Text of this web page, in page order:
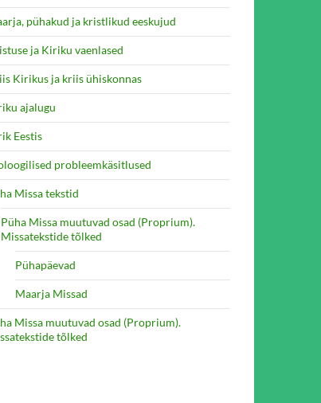
pühakud ja kristlikud eeskujud
ja Kiriku vaenlased
Kirikus ja kriis ühiskonnas
ajalugu
Eestis
probleemkäsitlused
Missa tekstid
Püha Missa muutuvad osad (Proprium).
Missatekstide tõlked
Pühapäevad
Maarja Missad
Missa muutuvad osad (Proprium).
tõlked